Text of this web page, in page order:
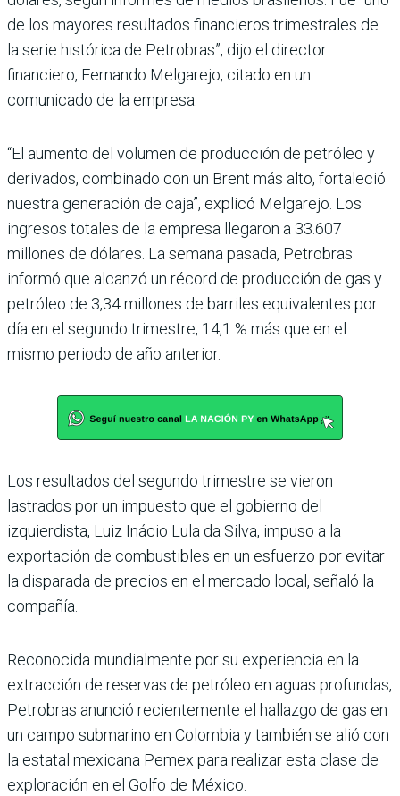
de los mayores resultados financieros trimestrales de
la serie histórica de Petrobras”, dijo el director
financiero, Fernando Melgarejo, citado en un
comunicado de la empresa.
“El aumento del volumen de producción de petróleo y
derivados, combinado con un Brent más alto, fortaleció
nuestra generación de caja”, explicó Melgarejo. Los
ingresos totales de la empresa llegaron a 33.607
millones de dólares. La semana pasada, Petrobras
informó que alcanzó un récord de producción de gas y
petróleo de 3,34 millones de barriles equivalentes por
día en el segundo trimestre, 14,1 % más que en el
mismo periodo de año anterior.
Los resultados del segundo trimestre se vieron
lastrados por un impuesto que el gobierno del
izquierdista, Luiz Inácio Lula da Silva, impuso a la
exportación de combustibles en un esfuerzo por evitar
la disparada de precios en el mercado local, señaló la
compañía.
Reconocida mundialmente por su experiencia en la
extracción de reservas de petróleo en aguas profundas,
Petrobras anunció recientemente el hallazgo de gas en
un campo submarino en Colombia y también se alió con
la estatal mexicana Pemex para realizar esta clase de
exploración en el Golfo de México.